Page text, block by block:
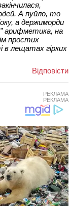
А пуйло, то
а держиморди
арифметика, на
простих
в лещатах гірких
Відповіcти
РЕКЛАМА
РЕКЛАМА